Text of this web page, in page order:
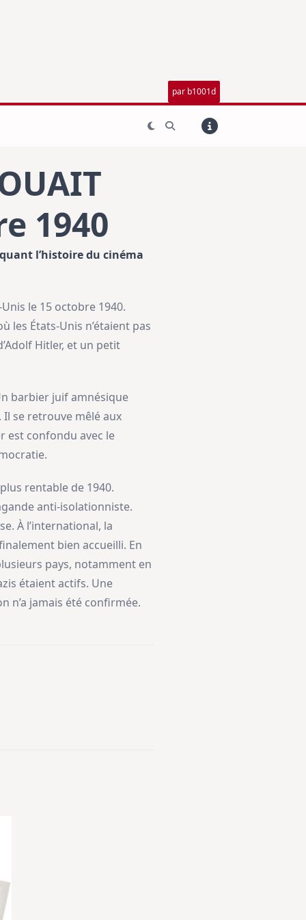
par b1001d
1940
l’histoire du cinéma
le 15 octobre 1940.
les États-Unis n’étaient pas
Hitler, et un petit
barbier juif amnésique
se retrouve mêlé aux
est confondu avec le
rentable de 1940.
anti-isolationniste.
À l’international, la
bien accueilli. En
pays, notamment en
étaient actifs. Une
n’a jamais été confirmée.